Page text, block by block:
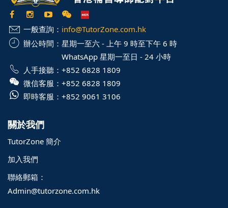
一般查詢： info@TutorZone.com.hk
辦公時間： 星期一至六 - 上午 9 時至下午 6 時
WhatsApp 星期一至日 - 24 小時
人手接聽： +852 6828 1809
微信客服： +852 6828 1809
即時客服： +852 9061 3106
關於我們
TutorZone 簡介
加入我們
聯絡郵箱：
Admin@tutorzone.com.hk